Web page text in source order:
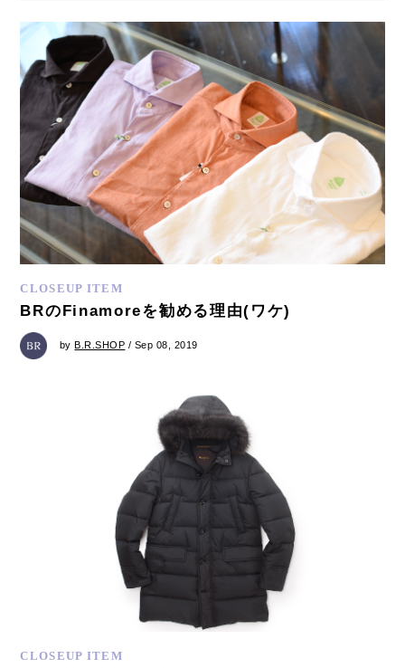
CLOSEUP ITEM
BRのFinamoreを勧める理由(ワケ)
byB.R.SHOP / Sep 08, 2019
CLOSEUP ITEM